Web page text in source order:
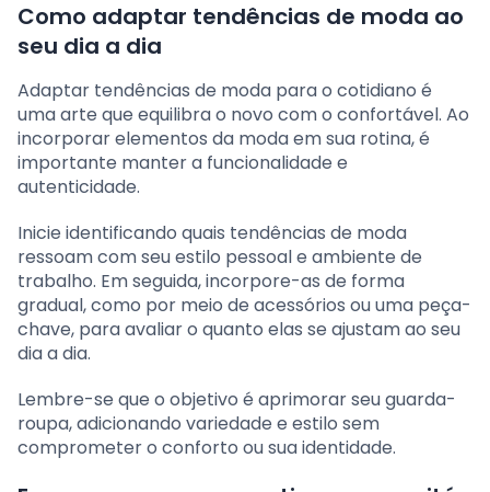
Como adaptar tendências de moda ao
seu dia a dia
Adaptar tendências de moda para o cotidiano é
uma arte que equilibra o novo com o confortável. Ao
incorporar elementos da moda em sua rotina, é
importante manter a funcionalidade e
autenticidade.
Inicie identificando quais tendências de moda
ressoam com seu estilo pessoal e ambiente de
trabalho. Em seguida, incorpore-as de forma
gradual, como por meio de acessórios ou uma peça-
chave, para avaliar o quanto elas se ajustam ao seu
dia a dia.
Lembre-se que o objetivo é aprimorar seu guarda-
roupa, adicionando variedade e estilo sem
comprometer o conforto ou sua identidade.